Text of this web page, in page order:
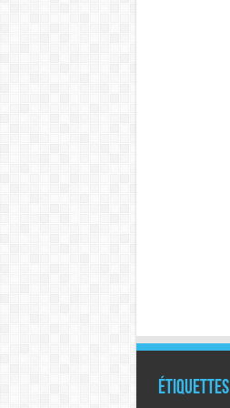
Étiquettes